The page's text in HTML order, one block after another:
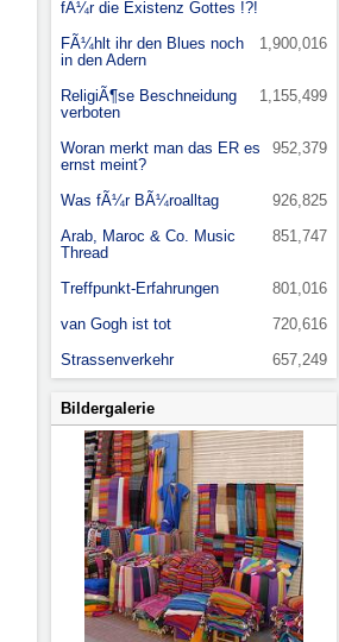
fÃ¼r die Existenz Gottes !?!
1,900,016
FÃ¼hlt ihr den Blues noch
in den Adern
1,155,499
ReligiÃ¶se Beschneidung
verboten
952,379
Woran merkt man das ER es
ernst meint?
926,825
Was fÃ¼r BÃ¼roalltag
851,747
Arab, Maroc & Co. Music
Thread
801,016
Treffpunkt-Erfahrungen
720,616
van Gogh ist tot
657,249
Strassenverkehr
Bildergalerie